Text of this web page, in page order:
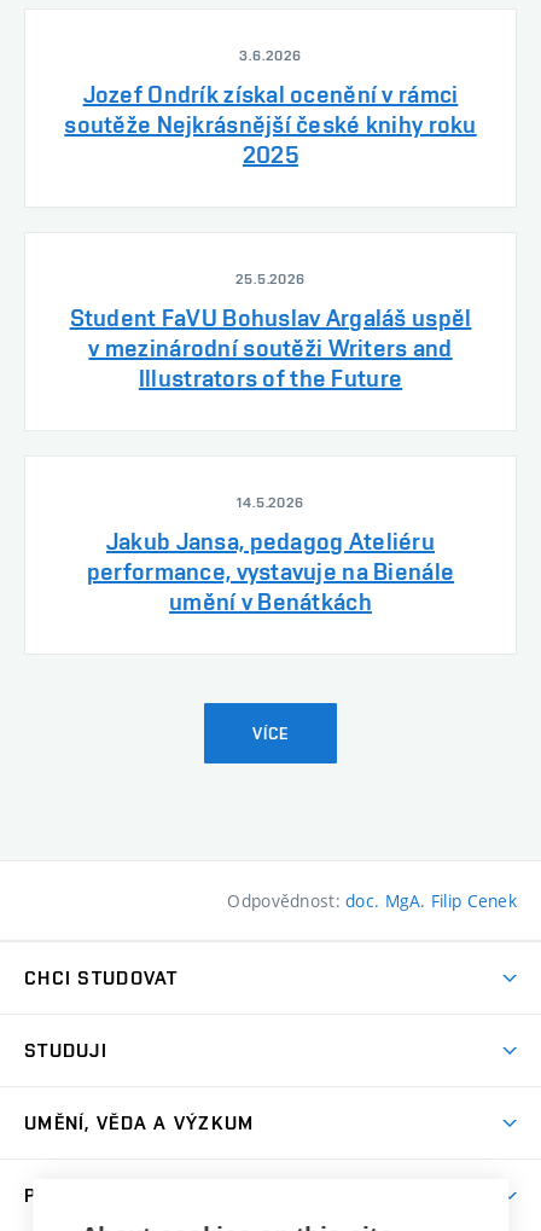
3.6.2026
Jozef Ondrík získal ocenění v rámci
soutěže Nejkrásnější české knihy roku
2025
25.5.2026
Student FaVU Bohuslav Argaláš uspěl
v mezinárodní soutěži Writers and
Illustrators of the Future
14.5.2026
Jakub Jansa, pedagog Ateliéru
performance, vystavuje na Bienále
umění v Benátkách
VÍCE
Odpovědnost:doc. MgA. Filip Cenek
CHCI STUDOVAT
Přijímačky
Dny otevřených dveří
Přípravné kurzy
STUDUJI
Časový plán studia
UMĚNÍ, VĚDA A VÝZKUM
PRO VEŘEJNOST